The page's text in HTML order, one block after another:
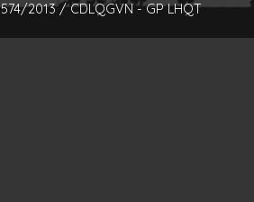
2013 / CDLQGVN - GP LHQT